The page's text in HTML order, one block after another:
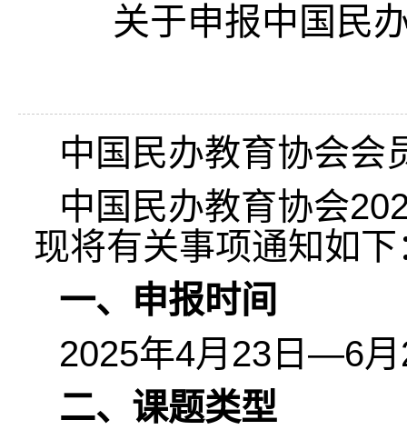
关于申报中国民
中国民办教育协会会
中国民办教育协会
现将有关事项通知如下
一、申报时间
2025年4月23日—6
二、课题类型